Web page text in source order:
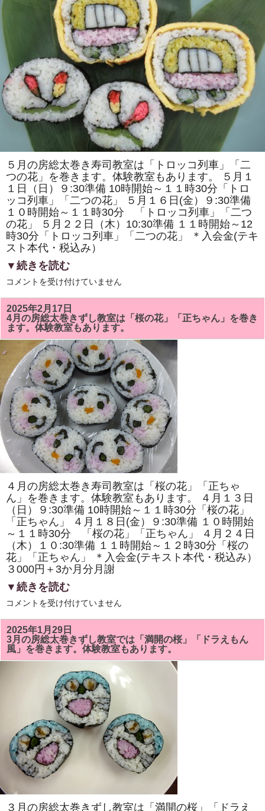
マ
ン
風」
「ス
ズ
ラ
ン」
を
巻
き
験
教
室
も
あ
り
ま
す。
は
５月の房総太巻き寿司教室は「トロッコ列車」「二
つの花」を巻きます。体験教室もあります。 ５月１
１日（日）９:30準備 10時開始～１１時30分「トロ
ッコ列車」「二つの花」 ５月１６日(金）９:30準備
１０時開始～１１時30分 「トロッコ列車」「二つ
の花」 ５月２２日（木）10:30準備 １１時開始～12
時30分「トロッコ列車」「二つの花」 ＊入会金(テキ
スト本代・税込み）
▼続きを読む
5
の
房
総
太
巻
き
し
室
で
は
「ト
ロ
ッ
コ
列
車」
「二
つ
の
花」
を
巻
き
ま
す。
体
教
室
も
あ
り
す。
コメントを受け付けていません
2025年2月17日
4月の房総太巻きずし教室は「桜の花」「正ちゃん」を巻き
ます。体験教室もあります。
４月の房総太巻き寿司教室は「桜の花」「正ちゃ
ん」を巻きます。体験教室もあります。 ４月１３日
（日）９:30準備 10時開始～１１時30分「桜の花」
「正ちゃん」 ４月１８日(金）９:30準備 １０時開始
～１１時30分 「桜の花」「正ちゃん」 ４月２４日
（木）１０:30準備 １１時開始～１２時30分「桜の
花」「正ちゃん」 ＊入会金(テキスト本代・税込み）
３000円＋3か月分月謝
▼続きを読む
4
の
房
総
太
巻
き
「正
ち
ゃ
ん」
ま
す。
コメントを受け付けていません
2025年1月29日
3月の房総太巻きずし教室では「満開の桜」「ドラえもん
風」を巻きます。体験教室もあります。
３月の房総太巻きずし教室は「満開の桜」「ドラえ